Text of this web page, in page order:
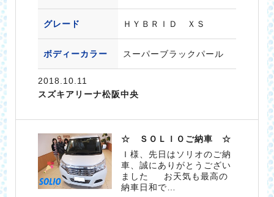
グレード ＨＹＢＲＩＤ ＸＳ
ボディーカラー スーパーブラックパール
2018.10.11
スズキアリーナ松阪中央
☆ ＳＯＬＩＯご納車 ☆
Ｉ様、先日はソリオのご納
車、誠にありがとうござい
ました お天気も最高の
納車日和で…